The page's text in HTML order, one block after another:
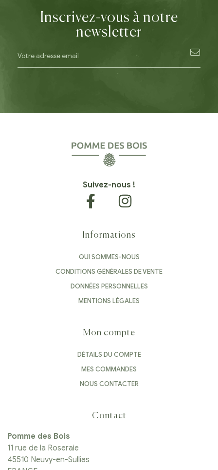
Inscrivez-vous à notre
newsletter
Suivez-nous !
Informations
QUI SOMMES-NOUS
CONDITIONS GÉNÉRALES DE VENTE
DONNÉES PERSONNELLES
MENTIONS LÉGALES
Mon compte
DÉTAILS DU COMPTE
MES COMMANDES
NOUS CONTACTER
Contact
Pomme des Bois
11 rue de la Roseraie
45510 Neuvy-en-Sullias